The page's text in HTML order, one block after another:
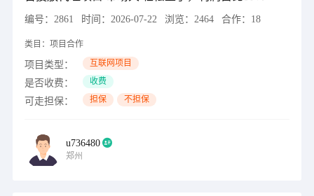
编号： 2861 时间： 2026-07-22 浏览： 2464 合作： 18
类目： 项目合作
项目类型： 互联网项目
是否收费： 收费
可走担保： 担保 不担保
u736480
郑州